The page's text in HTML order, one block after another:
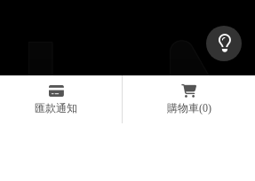
匯款通知 購物車(0)